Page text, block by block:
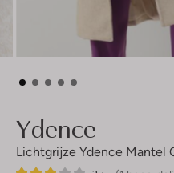
Ydence
Lichtgrijze Ydence Mantel